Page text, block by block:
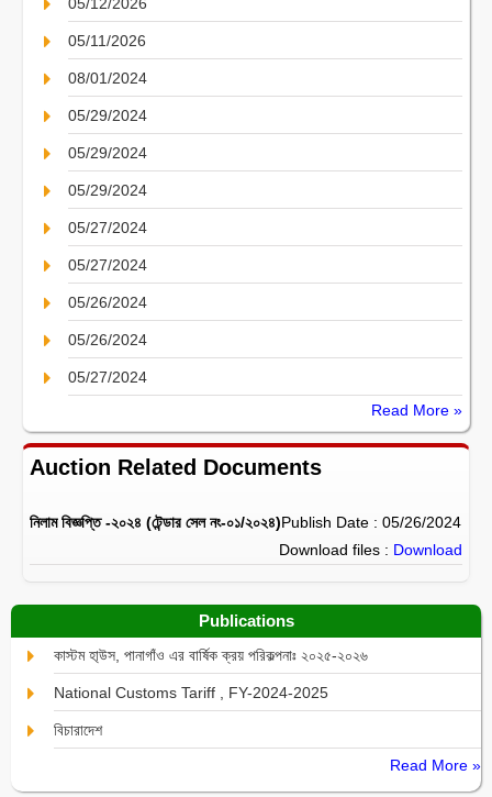
05/11/2026
08/01/2024
05/29/2024
05/29/2024
05/29/2024
05/27/2024
05/27/2024
05/26/2024
05/26/2024
05/27/2024
Read More »
Auction Related Documents
নিলাম বিজ্ঞপ্তি -২০২৪ (টেন্ডার সেল নং-০১/২০২৪)Publish Date : 05/26/2024
Download files : Download
Publications
কাস্টম হা্উস, পানাগাঁও এর বার্ষিক ক্রয় পরিকল্পনাঃ ২০২৫-২০২৬
National Customs Tariff , FY-2024-2025
বিচারাদেশ
Read More »